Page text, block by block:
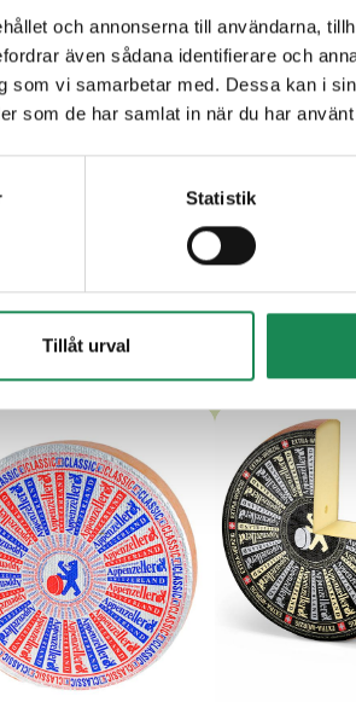
och annonserna till användarna,
även sådana identifierare och
som vi samarbetar med. Dessa kan i
som de har samlat in när du har
Statistik
Tillåt urval LAGRADE